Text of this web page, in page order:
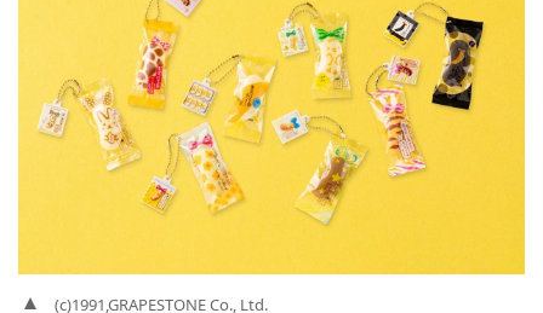
(c)1991,GRAPESTONE Co., Ltd.